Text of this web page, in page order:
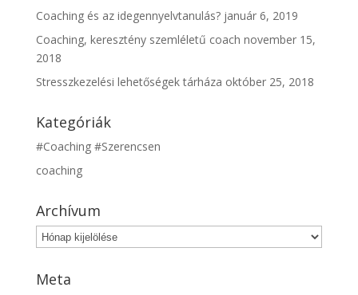
Coaching és az idegennyelvtanulás? január 6, 2019
Coaching, keresztény szemléletű coach november 15,
2018
Stresszkezelési lehetőségek tárháza október 25, 2018
Kategóriák
#Coaching #Szerencsen
coaching
Archívum
Archívum
Meta